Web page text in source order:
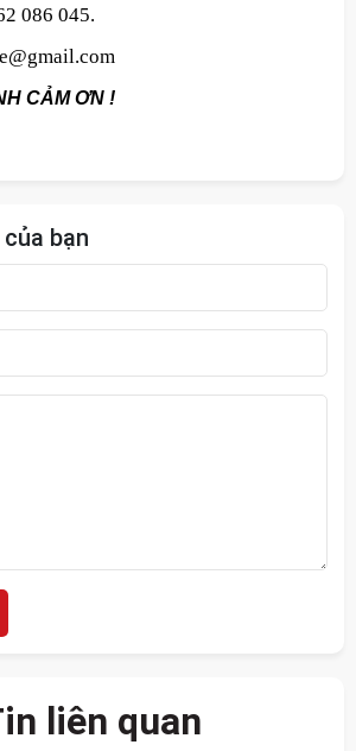
086 045.
CẢM ƠN !
bạn
liên quan